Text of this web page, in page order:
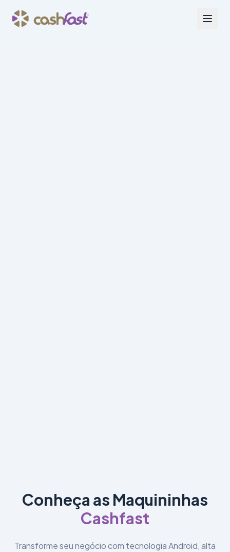
Conheça as Maquininhas
Cashfast
Transforme seu negócio com tecnologia Android, alta